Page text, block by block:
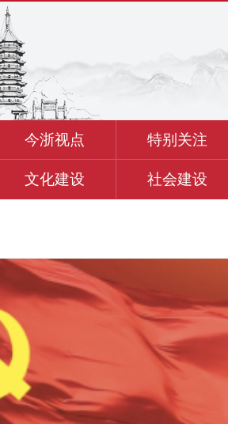
今浙视点 特别关注
文化建设 社会建设